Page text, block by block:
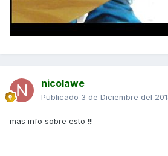
nicolawe
Publicado 3 de Diciembre del
mas info sobre esto !!!